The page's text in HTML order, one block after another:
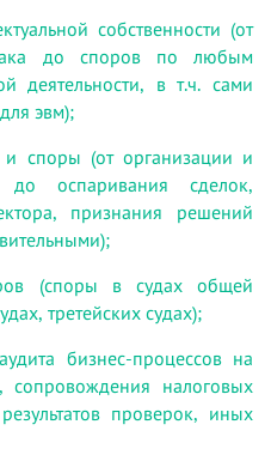
собственности (от
до споров по любым
деятельности, в т.ч. сами
эвм);
споры (от организации и
оспаривания сделок,
признания решений
(споры в судах общей
третейских судах);
бизнес-процессов на
сопровождения налоговых
проверок, иных